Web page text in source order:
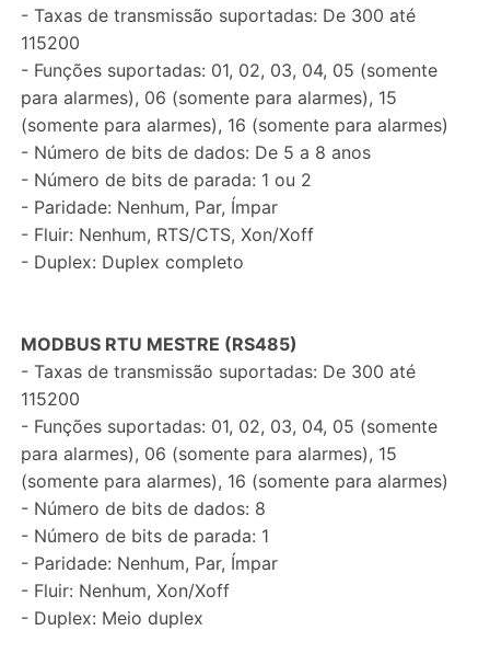
- Taxas de transmissão suportadas: De 300 até
115200
- Funções suportadas: 01, 02, 03, 04, 05 (somente
para alarmes), 06 (somente para alarmes), 15
(somente para alarmes), 16 (somente para alarmes)
- Número de bits de dados: De 5 a 8 anos
- Número de bits de parada: 1 ou 2
- Paridade: Nenhum, Par, Ímpar
- Fluir: Nenhum, RTS/CTS, Xon/Xoff
- Duplex: Duplex completo
MODBUS RTU MESTRE (RS485)
- Taxas de transmissão suportadas: De 300 até
115200
- Funções suportadas: 01, 02, 03, 04, 05 (somente
para alarmes), 06 (somente para alarmes), 15
(somente para alarmes), 16 (somente para alarmes)
- Número de bits de dados: 8
- Número de bits de parada: 1
- Paridade: Nenhum, Par, Ímpar
- Fluir: Nenhum, Xon/Xoff
- Duplex: Meio duplex